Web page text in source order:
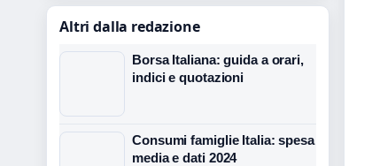
Altri dalla redazione
Borsa Italiana: guida a orari,
indici e quotazioni
Consumi famiglie Italia: spesa
media e dati 2024